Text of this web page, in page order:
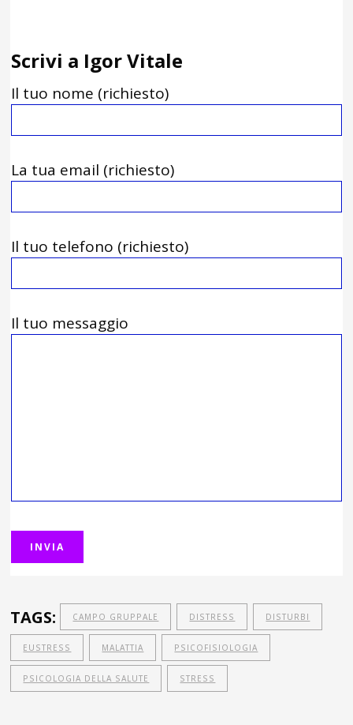
Scrivi a Igor Vitale
Il tuo nome (richiesto)
La tua email (richiesto)
Il tuo telefono (richiesto)
Il tuo messaggio
TAGS: CAMPO GRUPPALE DISTRESS DISTURBI
EUSTRESS MALATTIA PSICOFISIOLOGIA
PSICOLOGIA DELLA SALUTE STRESS